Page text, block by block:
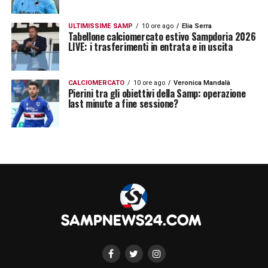
un’opportunità di maturazione.
LA PLAYLIST DELLE NOSTRE TOP NEWS
ULTIMISSIME SAMP 10 ore ago Elia Serra
Tabellone calciomercato estivo Sampdoria 2026
LIVE: i trasferimenti in entrata e in uscita
CALCIOMERCATO 10 ore ago Veronica Mandalà
Pierini tra gli obiettivi della Samp: operazione
last minute a fine sessione?